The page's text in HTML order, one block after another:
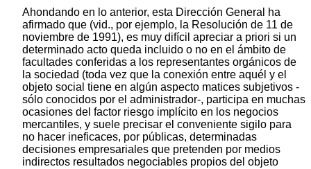
Ahondando en lo anterior, esta Dirección General ha
afirmado que (vid., por ejemplo, la Resolución de 11 de
noviembre de 1991), es muy difícil apreciar a priori si un
determinado acto queda incluido o no en el ámbito de
facultades conferidas a los representantes orgánicos de
la sociedad (toda vez que la conexión entre aquél y el
objeto social tiene en algún aspecto matices subjetivos -
sólo conocidos por el administrador-, participa en muchas
ocasiones del factor riesgo implícito en los negocios
mercantiles, y suele precisar el conveniente sigilo para
no hacer ineficaces, por públicas, determinadas
decisiones empresariales que pretenden por medios
indirectos resultados negociables propios del objeto